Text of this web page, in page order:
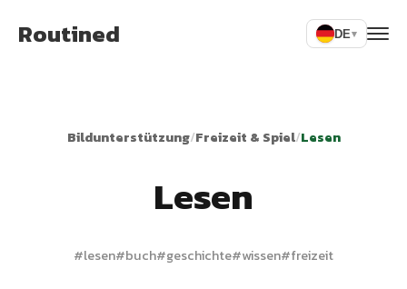
Routined DE▾
Bildunterstützung/Freizeit & Spiel/Lesen
Lesen
#lesen#buch#geschichte#wissen#freizeit